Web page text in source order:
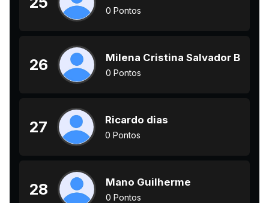
0 Pontos
26 Milena Cristina Salvador
0 Pontos
27 Ricardo dias
0 Pontos
28 Mano Guilherme
0 Pontos